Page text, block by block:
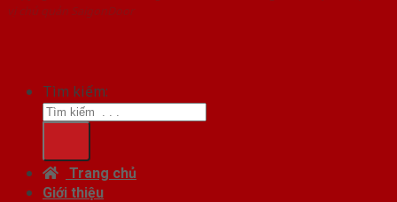
vị chủ quản SaigonDoor
Tìm kiếm:
Trang chủ
Giới thiệu